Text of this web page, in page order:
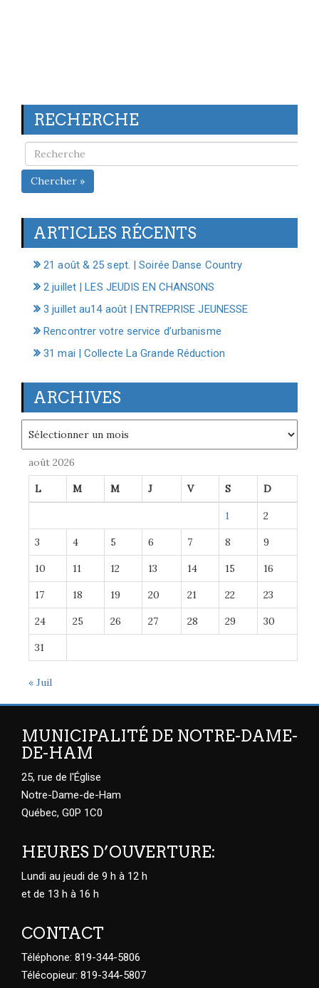
RECHERCHE
Chercher »
ARTICLES RÉCENTS
21 août & 25 sept. | Soirée Danse Country
2 juillet | LES JEUDIS EN CHANSONS
3 juillet au14 août | ENTREPRISE JEUNESSE
Rencontrer votre service d’urbanisme
31 mai | Collecte La Grande Réduction
ARCHIVES
août 2026
L M M J V S D
1 2
3 4 5 6 7 8 9
10 11 12 13 14 15 16
17 18 19 20 21 22 23
24 25 26 27 28 29 30
31
« Juil
MUNICIPALITÉ DE NOTRE-DAME-
DE-HAM
25, rue de l'Église
Notre-Dame-de-Ham
Québec, G0P 1C0
HEURES D’OUVERTURE:
Lundi au jeudi de 9 h à 12 h
et de 13 h à 16 h
CONTACT
Téléphone: 819-344-5806
Télécopieur: 819-344-5807